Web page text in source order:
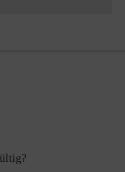
können. Vor der
erfolgreich abgeschlossen haben.